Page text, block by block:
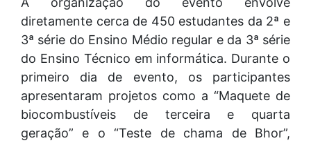
diretamente cerca de 450 estudantes da 2ª e
3ª série do Ensino Médio regular e da 3ª série
do Ensino Técnico em informática. Durante o
primeiro dia de evento, os participantes
apresentaram projetos como a “Maquete de
biocombustíveis de terceira e quarta
geração” e o “Teste de chama de Bhor”,